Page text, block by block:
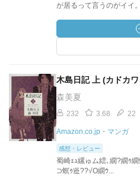
が居るって言うのがイイ
木島日記 上 (カドカ
森美夏
232 3.68 22
Amazon.co.jp・マンガ
感想・レビュー
蜀崎ｪｭ縲ゅム繧､繝?繝ｩ
⊃螟ｩ逧??√Ο繝ｳ...